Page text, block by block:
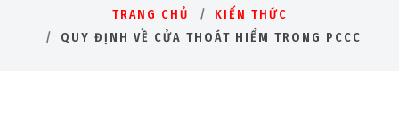
TRANG CHỦ
KIẾN THỨC
QUY ĐỊNH VỀ CỬA THOÁT HIỂM TRONG PCCC